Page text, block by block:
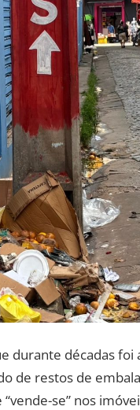
durante décadas
de restos de
se” nos